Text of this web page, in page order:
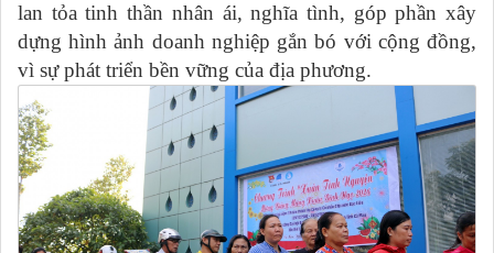
lan tỏa tinh thần nhân ái, nghĩa tình, góp phần xây
dựng hình ảnh doanh nghiệp gắn bó với cộng đồng,
vì sự phát triển bền vững của địa phương.